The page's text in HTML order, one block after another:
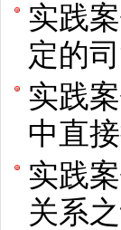
实践
定的
实践
中直
实践
关系